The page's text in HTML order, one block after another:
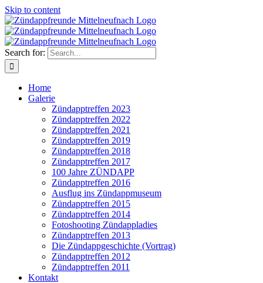
Skip to content
Search for:
Home
Galerie
Zündapptreffen 2023
Zündapptreffen 2022
Zündapptreffen 2021
Zündapptreffen 2019
Zündapptreffen 2018
Zündapptreffen 2017
100 Jahre ZÜNDAPP
Zündapptreffen 2016
Ausflug ins Zündappmuseum
Zündapptreffen 2015
Zündapptreffen 2014
Fotoshooting Zündappladies
Zündapptreffen 2013
Die Zündappgeschichte (Vortrag)
Zündapptreffen 2012
Zündapptreffen 2011
Kontakt